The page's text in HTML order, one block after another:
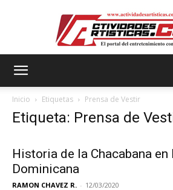
Inicio Etiquetas Prensa de Vestir
Etiqueta: Prensa de
Historia de la Chacabana en
Dominicana
RAMON CHAVEZ R. - 12/03/2020